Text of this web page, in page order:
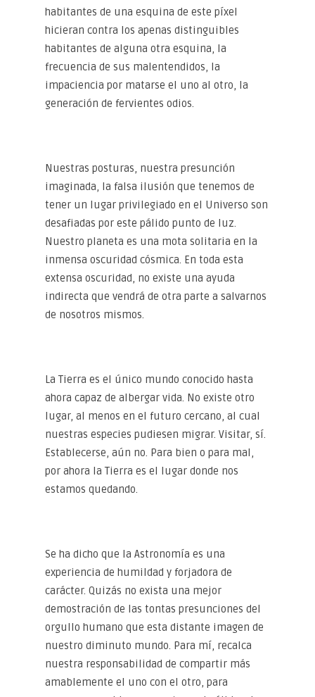
habitantes de una esquina de este píxel
hicieran contra los apenas distinguibles
habitantes de alguna otra esquina, la
frecuencia de sus malentendidos, la
impaciencia por matarse el uno al otro, la
generación de fervientes odios.
Nuestras posturas, nuestra presunción
imaginada, la falsa ilusión que tenemos de
tener un lugar privilegiado en el Universo son
desafiadas por este pálido punto de luz.
Nuestro planeta es una mota solitaria en la
inmensa oscuridad cósmica. En toda esta
extensa oscuridad, no existe una ayuda
indirecta que vendrá de otra parte a salvarnos
de nosotros mismos.
La Tierra es el único mundo conocido hasta
ahora capaz de albergar vida. No existe otro
lugar, al menos en el futuro cercano, al cual
nuestras especies pudiesen migrar. Visitar, sí.
Establecerse, aún no. Para bien o para mal,
por ahora la Tierra es el lugar donde nos
estamos quedando.
Se ha dicho que la Astronomía es una
experiencia de humildad y forjadora de
carácter. Quizás no exista una mejor
demostración de las tontas presunciones del
orgullo humano que esta distante imagen de
nuestro diminuto mundo. Para mí, recalca
nuestra responsabilidad de compartir más
amablemente el uno con el otro, para